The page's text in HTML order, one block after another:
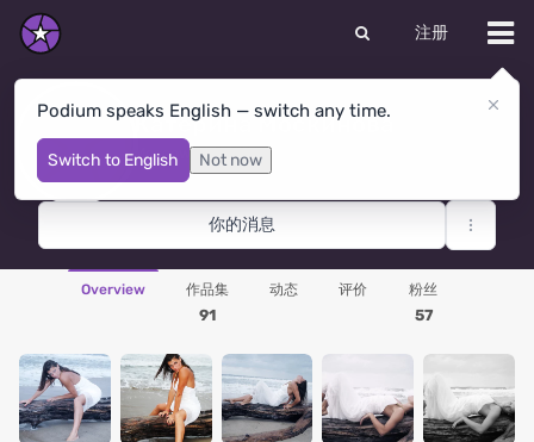
注册
Podium speaks English — switch any time.
Switch to English Not now
Катерина Москинова
Moscow· 俄罗斯联邦
你的消息
Overview 作品集
91
动态 评价 粉丝
57